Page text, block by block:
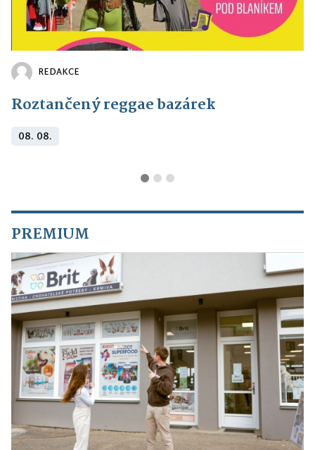
REDAKCE
Roztančený reggae bazárek
08. 08.
PREMIUM